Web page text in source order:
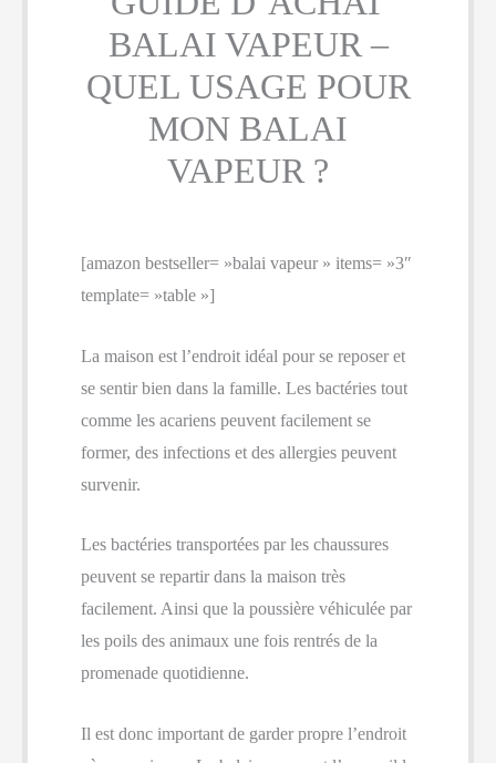
BALAI VAPEUR –
QUEL USAGE POUR
MON BALAI
VAPEUR ?
[amazon bestseller= »balai vapeur » items= »3″
template= »table »]
La maison est l’endroit idéal pour se reposer et
se sentir bien dans la famille. Les bactéries tout
comme les acariens peuvent facilement se
former, des infections et des allergies peuvent
survenir.
Les bactéries transportées par les chaussures
peuvent se repartir dans la maison très
facilement. Ainsi que la poussière véhiculée par
les poils des animaux une fois rentrés de la
promenade quotidienne.
Il est donc important de garder propre l’endroit